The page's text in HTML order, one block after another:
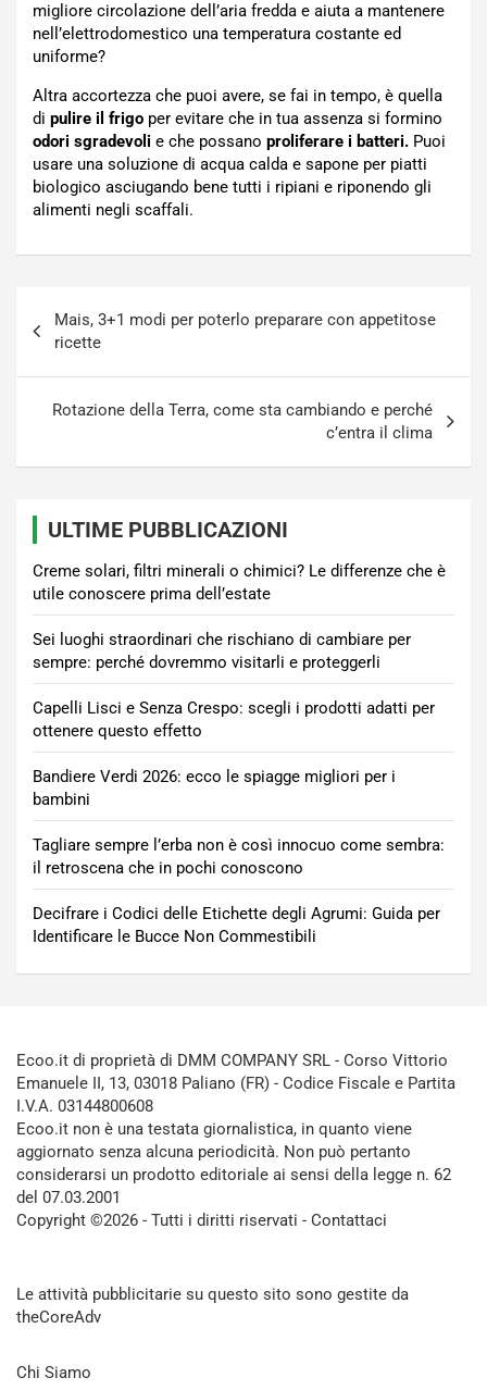
migliore circolazione dell’aria fredda e aiuta a mantenere
nell’elettrodomestico una temperatura costante ed
uniforme?
Altra accortezza che puoi avere, se fai in tempo, è quella
di pulire il frigo per evitare che in tua assenza si formino
odori sgradevoli e che possano proliferare i batteri. Puoi
usare una soluzione di acqua calda e sapone per piatti
biologico asciugando bene tutti i ripiani e riponendo gli
alimenti negli scaffali.
articoli
Mais, 3+1 modi per poterlo preparare con appetitose
ricette
Rotazione della Terra, come sta cambiando e perché
c’entra il clima
ULTIME PUBBLICAZIONI
Creme solari, filtri minerali o chimici? Le differenze che è
utile conoscere prima dell’estate
Sei luoghi straordinari che rischiano di cambiare per
sempre: perché dovremmo visitarli e proteggerli
Capelli Lisci e Senza Crespo: scegli i prodotti adatti per
ottenere questo effetto
Bandiere Verdi 2026: ecco le spiagge migliori per i
bambini
Tagliare sempre l’erba non è così innocuo come sembra:
il retroscena che in pochi conoscono
Decifrare i Codici delle Etichette degli Agrumi: Guida per
Identificare le Bucce Non Commestibili
Ecoo.it di proprietà di DMM COMPANY SRL - Corso Vittorio
Emanuele II, 13, 03018 Paliano (FR) - Codice Fiscale e Partita
I.V.A. 03144800608
Ecoo.it non è una testata giornalistica, in quanto viene
aggiornato senza alcuna periodicità. Non può pertanto
considerarsi un prodotto editoriale ai sensi della legge n. 62
del 07.03.2001
Copyright ©2026 - Tutti i diritti riservati - Contattaci
Le attività pubblicitarie su questo sito sono gestite da
theCoreAdv
Chi Siamo